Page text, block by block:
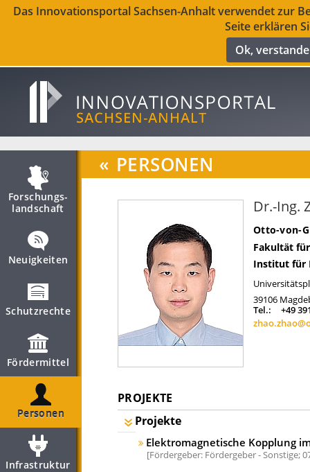
Das Innovationsportal Sachsen-Anhalt verwendet zur
Seite erklären
Ok,
Forschungs­
landschaft
Neuigkeiten
Schutzrechte
Fördermittel
Personen
Infrastruktur
« PERSONEN
Dr.-Ing.
Otto-von-
Fakultät
Institut für
39106
Tel.:
+49
PROJEKTE
Projekte
Elektromagnetische Kopplung
Fördergeber: Fördergeber - Sonstige;